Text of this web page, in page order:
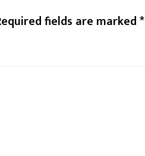
fields are marked*